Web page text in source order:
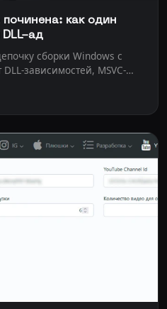
как один
DLL-ад
сборки Windows с
зависимостей, MSVC-